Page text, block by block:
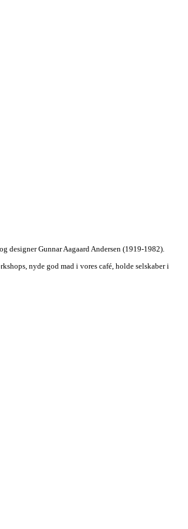
Gunnar Aagaard Andersen (1919-1982).
nyde god mad i vores café, holde selskaber i